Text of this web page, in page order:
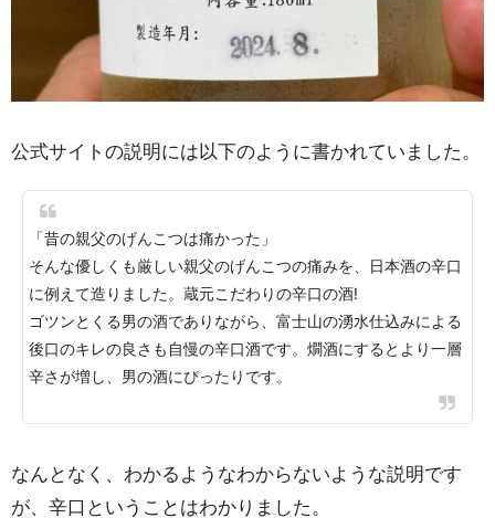
公式サイトの説明には以下のように書かれていました。
「昔の親父のげんこつは痛かった」
そんな優しくも厳しい親父のげんこつの痛みを、日本酒の辛口
に例えて造りました。蔵元こだわりの辛口の酒!
ゴツンとくる男の酒でありながら、富士山の湧水仕込みによる
後口のキレの良さも自慢の辛口酒です。燗酒にするとより一層
辛さが増し、男の酒にぴったりです。
なんとなく、わかるようなわからないような説明です
が、辛口ということはわかりました。